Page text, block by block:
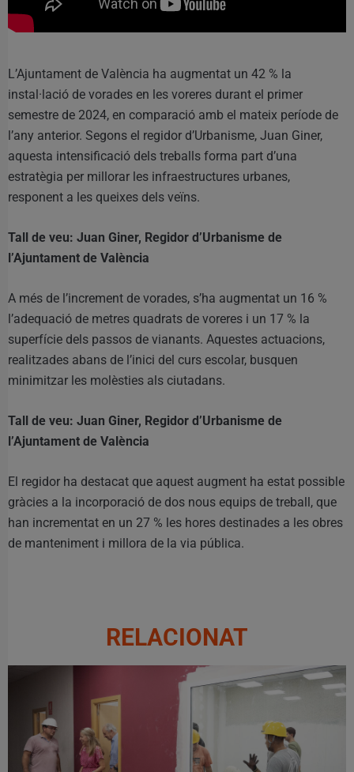
L’Ajuntament de València ha augmentat un 42 % la
instal·lació de vorades en les voreres durant el primer
semestre de 2024, en comparació amb el mateix període de
l’any anterior. Segons el regidor d’Urbanisme, Juan Giner,
aquesta intensificació dels treballs forma part d’una
estratègia per millorar les infraestructures urbanes,
responent a les queixes dels veïns.
Tall de veu: Juan Giner, Regidor d’Urbanisme de
l’Ajuntament de València
A més de l’increment de vorades, s’ha augmentat un 16 %
l’adequació de metres quadrats de voreres i un 17 % la
superfície dels passos de vianants. Aquestes actuacions,
realitzades abans de l’inici del curs escolar, busquen
minimitzar les molèsties als ciutadans.
Tall de veu: Juan Giner, Regidor d’Urbanisme de
l’Ajuntament de València
El regidor ha destacat que aquest augment ha estat possible
gràcies a la incorporació de dos nous equips de treball, que
han incrementat en un 27 % les hores destinades a les obres
de manteniment i millora de la via pública.
RELACIONAT